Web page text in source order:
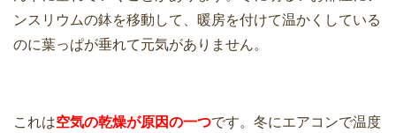
ンスリウムの鉢を移動して、暖房を付けて温かくしている
のに葉っぱが垂れて元気がありません。
これは空気の乾燥が原因の一つです。冬にエアコンで温度